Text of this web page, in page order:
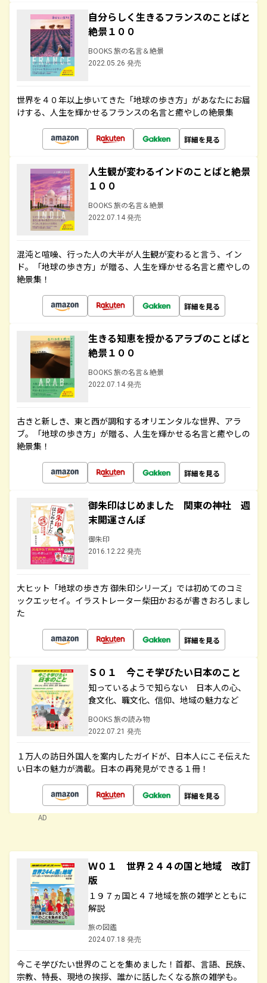
自分らしく生きるフランスのことばと
絶景１００
BOOKS 旅の名言＆絶景
2022.05.26 発売
世界を４０年以上歩いてきた「地球の歩き方」があなたにお届
けする、人生を輝かせるフランスの名言と癒やしの絶景集
詳細を見る
人生観が変わるインドのことばと絶景
１００
BOOKS 旅の名言＆絶景
2022.07.14 発売
混沌と喧噪、行った人の大半が人生観が変わると言う、イン
ド。「地球の歩き方」が贈る、人生を輝かせる名言と癒やしの
絶景集！
詳細を見る
生きる知恵を授かるアラブのことばと
絶景１００
BOOKS 旅の名言＆絶景
2022.07.14 発売
古きと新しき、東と西が調和するオリエンタルな世界、アラ
ブ。「地球の歩き方」が贈る、人生を輝かせる名言と癒やしの
絶景集！
詳細を見る
御朱印はじめました 関東の神社 週
末開運さんぽ
御朱印
2016.12.22 発売
大ヒット「地球の歩き方 御朱印シリーズ」では初めてのコミ
ックエッセイ。イラストレーター柴田かおるが書きおろしまし
た
詳細を見る
Ｓ０１ 今こそ学びたい日本のこと
知っているようで知らない 日本人の心、
食文化、職文化、信仰、地域の魅力など
BOOKS 旅の読み物
2022.07.21 発売
１万人の訪日外国人を案内したガイドが、日本人にこそ伝えた
い日本の魅力が満載。日本の再発見ができる１冊！
詳細を見る
AD
Ｗ０１ 世界２４４の国と地域 改訂
版
１９７ヵ国と４７地域を旅の雑学とともに
解説
旅の図鑑
2024.07.18 発売
今こそ学びたい世界のことを集めました！首都、言語、民族、
宗教、特長、現地の挨拶、誰かに話したくなる旅の雑学も。